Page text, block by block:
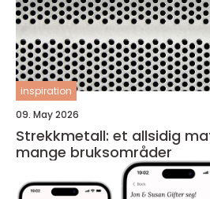
inspiration
09. May 2026
Strekkmetall: et allsidig
mange bruksområder